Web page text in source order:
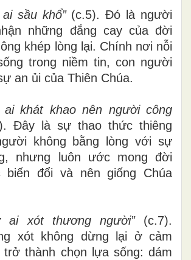
sầu khổ”(c.5). Đó là người
những đắng cay của đời
khép lòng lại. Chính nơi nỗi
trong niềm tin, con người
an ủi của Thiên Chúa.
ai khát khao nên người công
Đây là sự thao thức thiêng
không bằng lòng với sự
nhưng luôn ước mong đời
biến đổi và nên giống Chúa
ai xót thương người”(c.7).
xót không dừng lại ở cảm
trở thành chọn lựa sống: dám